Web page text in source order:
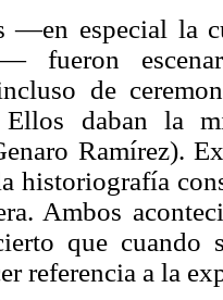
—en especial la
fueron
de
Ellos daban la
Ramírez).
historiografía
Ambos
que cuando
referencia a la